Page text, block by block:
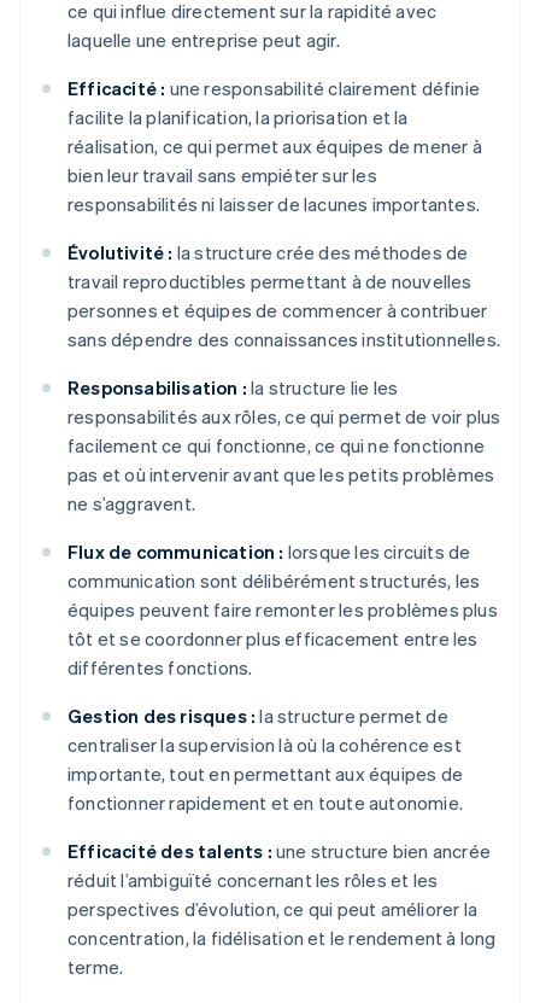
ce qui influe directement sur la rapidité avec
laquelle une entreprise peut agir.
Efficacité : une responsabilité clairement définie
facilite la planification, la priorisation et la
réalisation, ce qui permet aux équipes de mener à
bien leur travail sans empiéter sur les
responsabilités ni laisser de lacunes importantes.
Évolutivité : la structure crée des méthodes de
travail reproductibles permettant à de nouvelles
personnes et équipes de commencer à contribuer
sans dépendre des connaissances institutionnelles.
Responsabilisation : la structure lie les
responsabilités aux rôles, ce qui permet de voir plus
facilement ce qui fonctionne, ce qui ne fonctionne
pas et où intervenir avant que les petits problèmes
ne s’aggravent.
Flux de communication : lorsque les circuits de
communication sont délibérément structurés, les
équipes peuvent faire remonter les problèmes plus
tôt et se coordonner plus efficacement entre les
différentes fonctions.
Gestion des risques : la structure permet de
centraliser la supervision là où la cohérence est
importante, tout en permettant aux équipes de
fonctionner rapidement et en toute autonomie.
Efficacité des talents : une structure bien ancrée
réduit l’ambiguïté concernant les rôles et les
perspectives d’évolution, ce qui peut améliorer la
concentration, la fidélisation et le rendement à long
terme.